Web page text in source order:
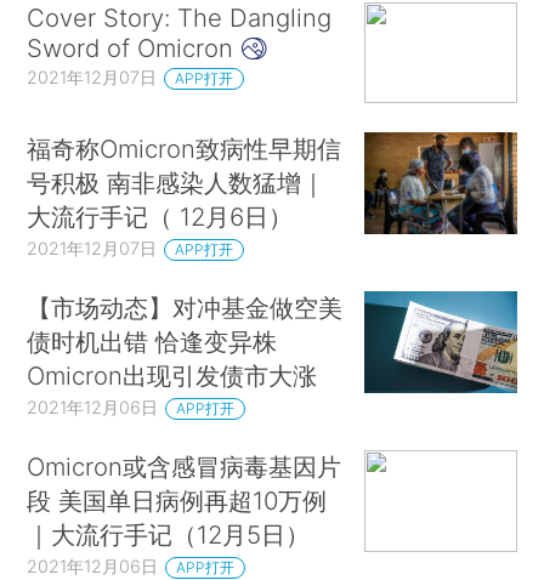
Cover Story: The Dangling
Sword of Omicron
2021年12月07日 APP打开
福奇称Omicron致病性早期信
号积极 南非感染人数猛增｜
大流行手记（ 12月6日）
2021年12月07日 APP打开
【市场动态】对冲基金做空美
债时机出错 恰逢变异株
Omicron出现引发债市大涨
2021年12月06日 APP打开
Omicron或含感冒病毒基因片
段 美国单日病例再超10万例
｜大流行手记（12月5日）
2021年12月06日 APP打开